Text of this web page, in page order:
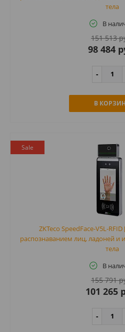
тела
В
151 513
98 484
В
Sale
ZKTeco SpeedFace-V5L-
распознаванием лиц, ладоней и
тела
В
155 791
101 265